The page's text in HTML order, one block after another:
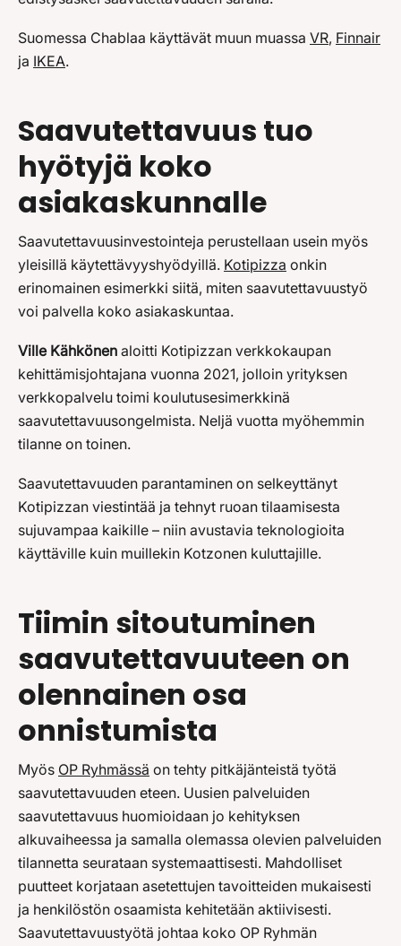
Suomessa Chablaa käyttävät muun muassa VR, Finnair
ja IKEA.
Saavutettavuus tuo
hyötyjä koko
asiakaskunnalle
Saavutettavuusinvestointeja perustellaan usein myös
yleisillä käytettävyyshyödyillä. Kotipizza onkin
erinomainen esimerkki siitä, miten saavutettavuustyö
voi palvella koko asiakaskuntaa.
Ville Kähkönen aloitti Kotipizzan verkkokaupan
kehittämisjohtajana vuonna 2021, jolloin yrityksen
verkkopalvelu toimi koulutusesimerkkinä
saavutettavuusongelmista. Neljä vuotta myöhemmin
tilanne on toinen.
Saavutettavuuden parantaminen on selkeyttänyt
Kotipizzan viestintää ja tehnyt ruoan tilaamisesta
sujuvampaa kaikille – niin avustavia teknologioita
käyttäville kuin muillekin Kotzonen kuluttajille.
Tiimin sitoutuminen
saavutettavuuteen on
olennainen osa
onnistumista
Myös OP Ryhmässä on tehty pitkäjänteistä työtä
saavutettavuuden eteen. Uusien palveluiden
saavutettavuus huomioidaan jo kehityksen
alkuvaiheessa ja samalla olemassa olevien palveluiden
tilannetta seurataan systemaattisesti. Mahdolliset
puutteet korjataan asetettujen tavoitteiden mukaisesti
ja henkilöstön osaamista kehitetään aktiivisesti.
Saavutettavuustyötä johtaa koko OP Ryhmän